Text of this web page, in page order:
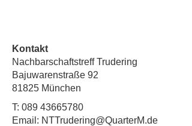
Kontakt
Nachbarschaftstreff Trudering
Bajuwarenstraße 92
81825 München
T: 089 43665780
Email: NTTrudering@QuarterM.de